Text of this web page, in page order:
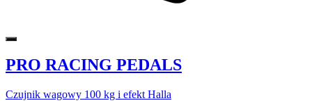
PRO RACING PEDALS
Czujnik wagowy 100 kg i efekt Halla